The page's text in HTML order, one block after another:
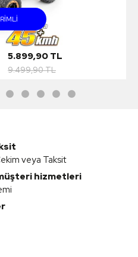
5.899,90 TL
9.499,90 TL
veya Taksit
hizmetleri